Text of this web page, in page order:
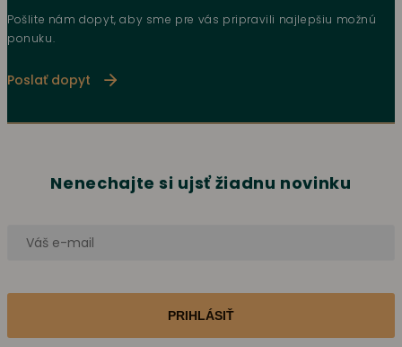
Pošlite nám dopyt, aby sme pre vás pripravili najlepšiu možnú
ponuku.
Poslať dopyt
Nenechajte si ujsť žiadnu novinku
PRIHLÁSIŤ